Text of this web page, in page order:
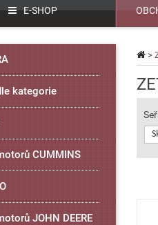
E-SHOP
>
kategorie
CUMMINS
JOHN DEERE